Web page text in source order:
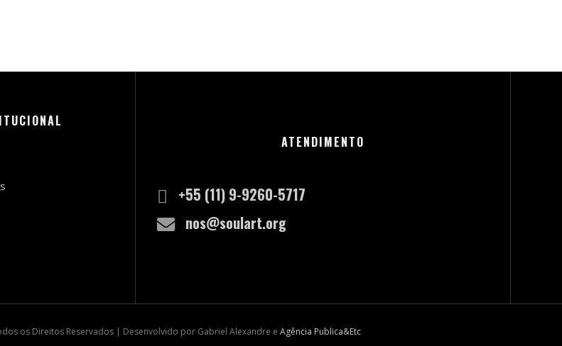
ATENDIMENTO
+55 (11) 9-9260-5717
nos@soulart.org
os Direitos Reservados | Desenvolvido por Gabriel Alexandre e Agência Publica&Etc